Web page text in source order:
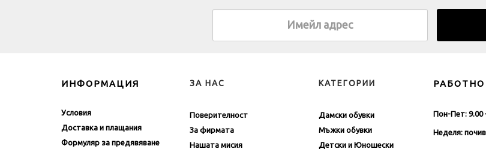
ИНФОРМАЦИЯ
Условия
Доставка и плащания
Формуляр за предявяване
ЗА НАС
Поверителност
За фирмата
КАТЕГОРИИ
Дамски обувки
Мъжки обувки
РАБОТНО
Пон-Пет: 9.00
Неделя: